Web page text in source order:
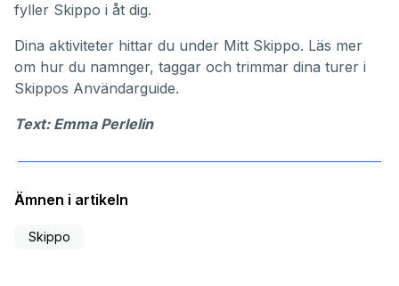
fyller Skippo i åt dig.
Dina aktiviteter hittar du under Mitt Skippo. Läs mer
om hur du namnger, taggar och trimmar dina turer i
Skippos Användarguide.
Text: Emma Perlelin
Ämnen i artikeln
Skippo